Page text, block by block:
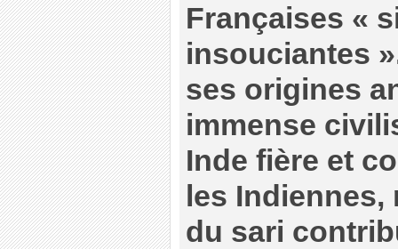
Françaises «
insouciantes
ses origines
immense
Inde fière et
les
du sari